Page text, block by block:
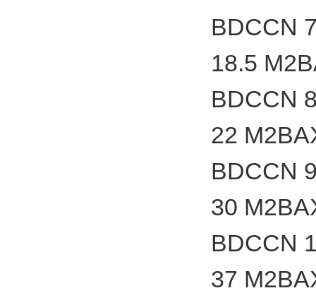
BDCCN
18.5
BDCCN
22
BDCCN
30
BDCCN
37